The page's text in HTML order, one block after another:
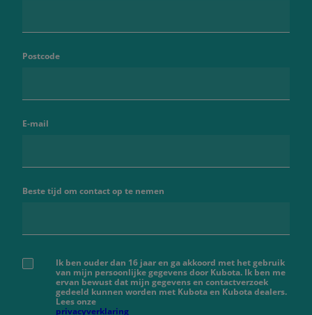
Postcode
E-mail
Beste tijd om contact op te nemen
Ik ben ouder dan 16 jaar en ga akkoord met het gebruik
van mijn persoonlijke gegevens door Kubota. Ik ben me
ervan bewust dat mijn gegevens en contactverzoek
gedeeld kunnen worden met Kubota en Kubota dealers.
Lees onze
privacyverklaring